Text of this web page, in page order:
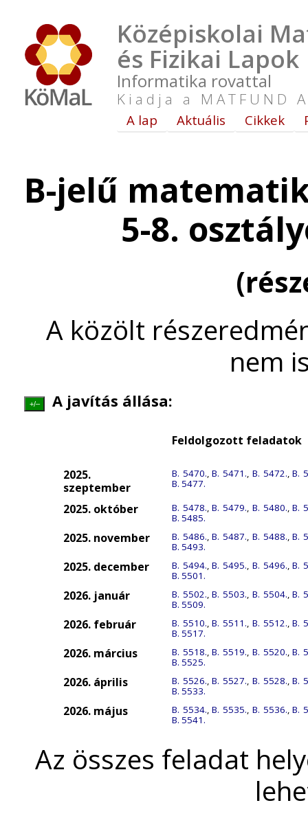
Középiskolai
és Fizikai Lapok
Informatika rovattal
Kiadja a MATFUND
A lap Aktuális Cikkek
B-jelű
5-8.
A közölt
nem
+/– A javítás állása:
Feldolgozott feladatok
2025.
szeptember
B. 5470.,B. 5471., B. 5472.,B.
B. 5477.
2025. október B. 5478.,B. 5479., B. 5480.,B.
B. 5485.
2025. november B. 5486.,B. 5487., B. 5488.,B.
B. 5493.
2025. december B. 5494.,B. 5495., B. 5496.,B.
B. 5501.
2026. január B. 5502.,B. 5503., B. 5504.,B.
B. 5509.
2026. február B. 5510.,B. 5511., B. 5512.,B.
B. 5517.
2026. március B. 5518.,B. 5519., B. 5520.,B.
B. 5525.
2026. április B. 5526.,B. 5527., B. 5528.,B.
B. 5533.
2026. május B. 5534.,B. 5535., B. 5536.,B.
B. 5541.
Az összes feladat